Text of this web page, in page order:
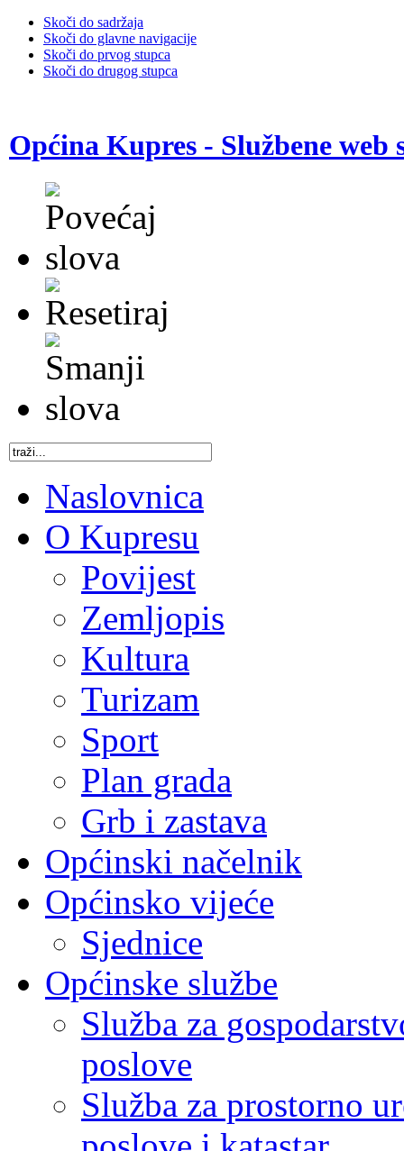
Skoči do sadržaja
Skoči do glavne navigacije
Skoči do prvog stupca
Skoči do drugog stupca
Općina Kupres - Službene web
Naslovnica
O Kupresu
Povijest
Zemljopis
Kultura
Turizam
Sport
Plan grada
Grb i zastava
Općinski načelnik
Općinsko vijeće
Sjednice
Općinske službe
Služba za
poslove
Služba za prostorno